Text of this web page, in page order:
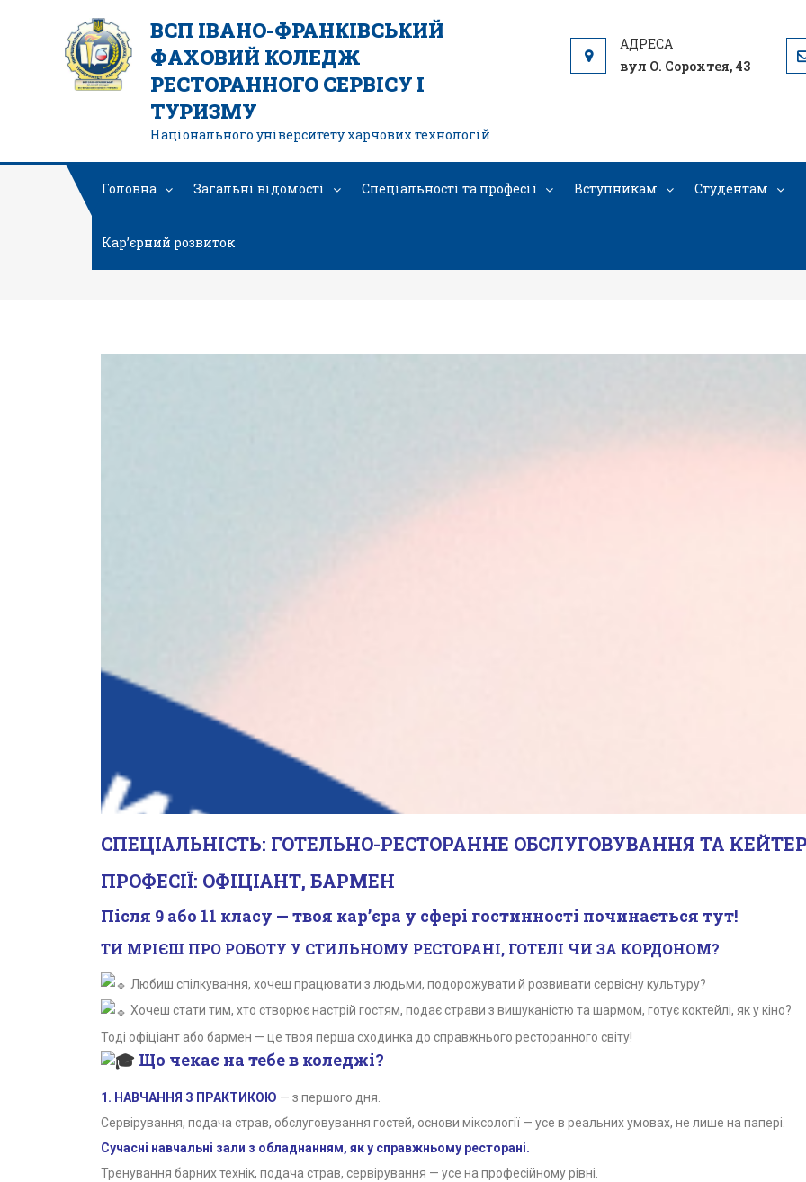
ВСП ІВАНО-ФРАНКІВСЬКИЙ
ФАХОВИЙ КОЛЕДЖ
РЕСТОРАННОГО СЕРВІСУ І
ТУРИЗМУ
Національного університету харчових технологій
вул О. Сорохтея, 43
Головна Загальні відомості Спеціальності та професії Вступникам Студентам
Кар’єрний розвиток
СПЕЦІАЛЬНІСТЬ: ГОТЕЛЬНО-РЕСТОРАННЕ ОБСЛУГОВУВАННЯ ТА
ПРОФЕСІЇ: ОФІЦІАНТ, БАРМЕН
Після 9 або 11 класу — твоя кар’єра у сфері гостинності починається тут!
ТИ МРІЄШ ПРО РОБОТУ У СТИЛЬНОМУ РЕСТОРАНІ, ГОТЕЛІ ЧИ ЗА КОРДОНОМ?
Любиш спілкування, хочеш працювати з людьми, подорожувати й розвивати сервісну культуру?
Хочеш стати тим, хто створює настрій гостям, подає страви з вишуканістю та шармом, готує коктейлі, як у кіно?
Тоді офіціант або бармен — це твоя перша сходинка до справжнього ресторанного світу!
Що чекає на тебе в коледжі?
1. НАВЧАННЯ З ПРАКТИКОЮ — з першого дня.
Сервірування, подача страв, обслуговування гостей, основи міксології — усе в реальних умовах, не лише на папері.
Сучасні навчальні зали з обладнанням, як у справжньому ресторані.
Тренування барних технік, подача страв, сервірування — усе на професійному рівні.